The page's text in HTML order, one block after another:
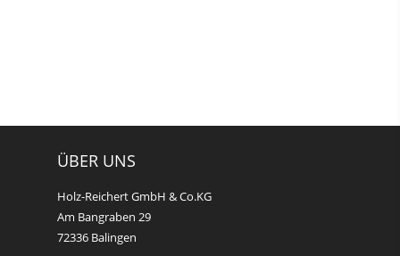
ÜBER UNS
Holz-Reichert GmbH & Co.KG
Am Bangraben 29
72336 Balingen